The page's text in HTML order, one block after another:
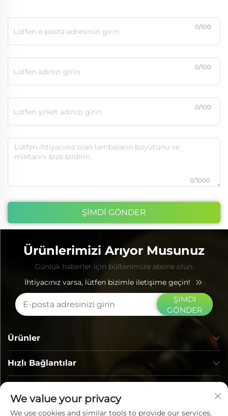
0/100
0/100
0/100
0/1000
ŞİMDİ GÖNDER
Ürünlerimizi Arıyor Musunuz
Günlük haberler için bültenimize abone olun.
İhtiyacınız varsa, lütfen bizimle iletişime geçin!
ŞİMDİ
GÖNDER
Hızlı Bağlantılar
Ürünler
We value your privacy
We use cookies and similar tools to provide our services.